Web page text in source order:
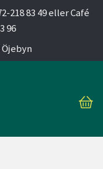
218 83 49 eller Café
96